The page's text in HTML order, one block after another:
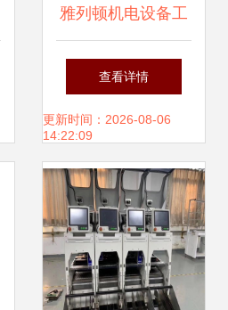
雅列顿机电设备工
程维护保养规范与
服务指南
查看详情
更新时间：2026-08-06
14:22:09